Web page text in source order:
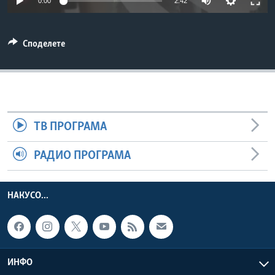
ИНТЕРВЈУА
Споделете
ТВ ПРОГРАМА
РАДИО ПРОГРАМА
НАКУСО...
ИНФО